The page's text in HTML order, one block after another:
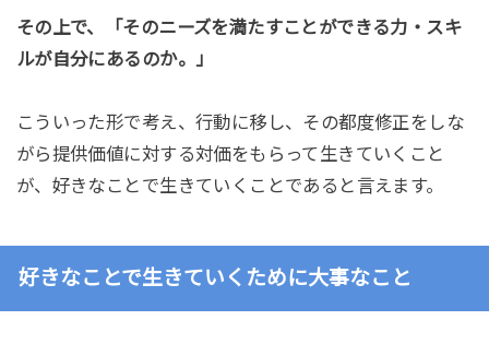
その上で、「そのニーズを満たすことができる力・スキ
ルが自分にあるのか。」
こういった形で考え、行動に移し、その都度修正をしな
がら提供価値に対する対価をもらって生きていくこと
が、好きなことで生きていくことであると言えます。
好きなことで生きていくために大事なこと